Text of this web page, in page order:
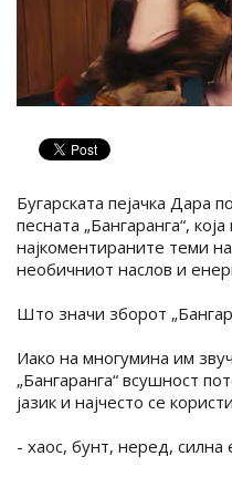
Бугарската пејачка Дара
песната „Бангаранга“,
најкоментираните теми
необичниот наслов и
Што значи зборот
Иако на многумина им
„Бангаранга“ всушност
јазик и најчесто се
- хаос, бунт, неред, силна